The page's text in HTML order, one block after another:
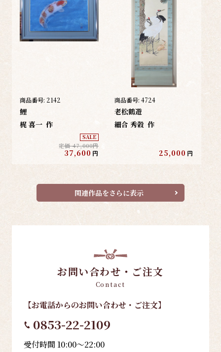
商品番号: 2142
鯉
梶 喜一 作
SALE
定価 47,000円
37,600 円
商品番号: 4724
老松鶴遊
細合 秀穀 作
25,000 円
関連作品をさらに表示
お問い合わせ・ご注文
Contact
【お電話からのお問い合わせ・ご注文】
0853-22-2109
受付時間 10:00～22:00